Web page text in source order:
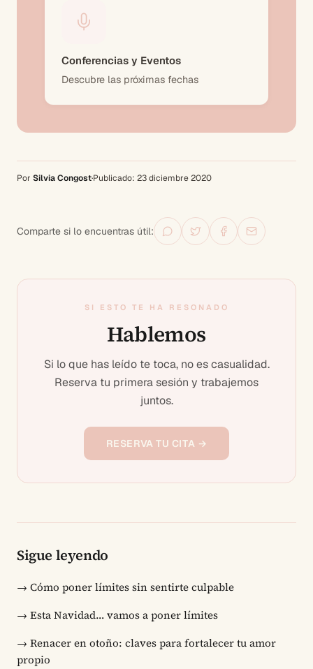
Conferencias y Eventos
Descubre las próximas fechas
Por Silvia Congost·Publicado: 23 diciembre 2020
Comparte si lo encuentras útil:
SI ESTO TE HA RESONADO
Hablemos
Si lo que has leído te toca, no es casualidad.
Reserva tu primera sesión y trabajemos
juntos.
RESERVA TU CITA →
Sigue leyendo
→ Cómo poner límites sin sentirte culpable
→ Esta Navidad… vamos a poner límites
→ Renacer en otoño: claves para fortalecer tu amor
propio